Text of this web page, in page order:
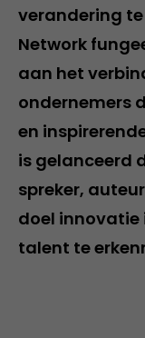
verandering te
Network
aan het
ondernemers
en
is gelanceerd
spreker,
doel innovatie
talent te